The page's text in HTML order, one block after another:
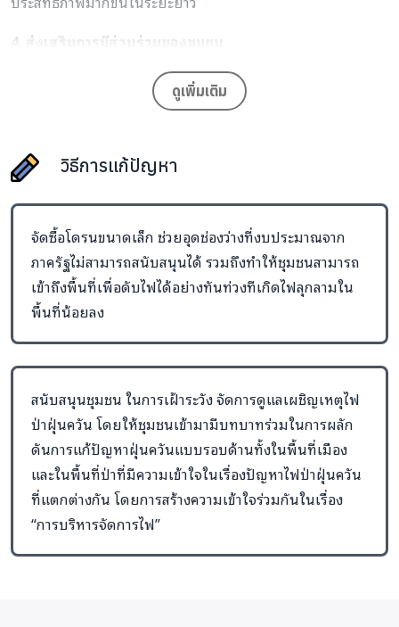
4. ส่งเสริมการมีส่วนร่วมของชุมชน
การมอบโดรนให้หมู่บ้านเป็นเครื่องมือ จะช่วย
ในการดูแลและจัดการป่าไม้ของตัวเอง ทำให้ชาวบ้าน
เป็นรูปธรรม
การนำเทคโนโลยีมาใช้ในการแก้ไขปัญหา จะช่วยส่งเสริมภาพ
ลักษณ์ขององค์กรและชุมชนว่ามีความทันสมัยและพร้อมที่จะ
รับมือกับปัญหาเชิงรุก แสดงให้เห็นถึงความมุ่งมั่นในการจัดการ
ปัญหาหมอกควันและไฟป่าอย่างยั่งยืน
ดูเพิ่มเติม
วิธีการแก้ปัญหา
จัดซื้อโดรนขนาดเล็ก ช่วยอุดช่องว่างที่งบประมาณจาก
ภาครัฐไม่สามารถสนับสนุนได้ รวมถึงทำให้ชุมชนสามารถ
เข้าถึงพื้นที่เพื่อดับไฟได้อย่างทันท่วงทีเกิดไฟลุกลามใน
พื้นที่น้อยลง
สนับสนุนชุมชน ในการเฝ้าระวัง จัดการดูแลเผชิญเหตุไฟ
ป่าฝุ่นควัน โดยให้ชุมชนเข้ามามีบทบาทร่วมในการผลัก
ดันการแก้ปัญหาฝุ่นควันแบบรอบด้านทั้งในพื้นที่เมือง
และในพื้นที่ป่าที่มีความเข้าใจในเรื่องปัญหาไฟป่าฝุ่นควัน
ที่แตกต่างกัน โดยการสร้างความเข้าใจร่วมกันในเรื่อง
“การบริหารจัดการไฟ”